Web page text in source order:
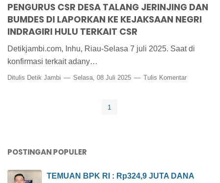
PENGURUS CSR DESA TALANG JERINJING DAN
BUMDES DI LAPORKAN KE KEJAKSAAN NEGRI
INDRAGIRI HULU TERKAIT CSR
Detikjambi.com, Inhu, Riau-Selasa 7 juli 2025. Saat di
konfirmasi terkait adany…
Ditulis Detik Jambi Selasa, 08 Juli 2025 Tulis Komentar
1
POSTINGAN POPULER
TEMUAN BPK RI : Rp324,9 JUTA DANA